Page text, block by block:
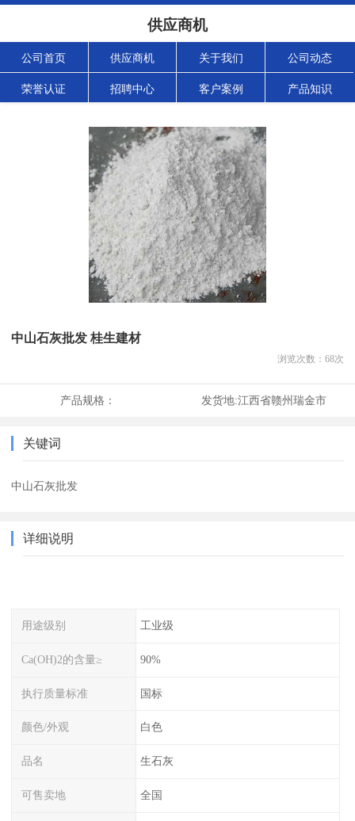
供应商机
公司首页 供应商机 关于我们 公司动态
荣誉认证 招聘中心 客户案例 产品知识
中山石灰批发 桂生建材
浏览次数： 68次
产品规格： 发货地:江西省赣州瑞金市
关键词
中山石灰批发
详细说明
用途级别 工业级
Ca(OH)2的含量≥ 90%
执行质量标准 国标
颜色/外观 白色
品名 生石灰
可售卖地 全国